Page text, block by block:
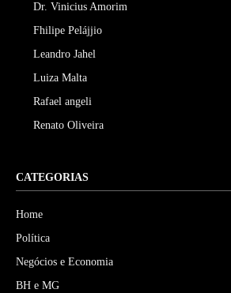
Dr. Vinicius Amorim
Fhilipe Pelájjio
Leandro Jahel
Luiza Malta
Rafael angeli
Renato Oliveira
CATEGORIAS
Home
Política
Negócios e Economia
BH e MG